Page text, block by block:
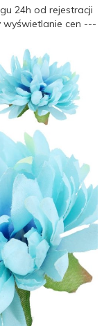
24h od rejestracji
wyświetlanie cen ---